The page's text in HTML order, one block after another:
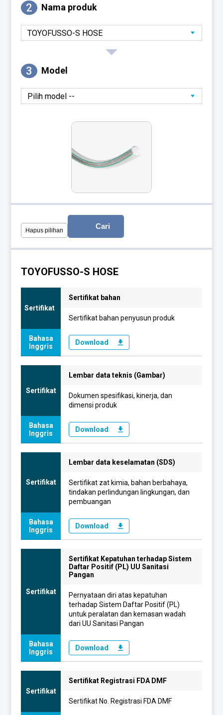
2 Nama produk
3 Model
Hapus pilihan Cari
TOYOFUSSO-S HOSE
Sertifikat
Sertifikat bahan
Sertifikat bahan penyusun produk
Bahasa
Inggris
Download
Sertifikat
Lembar data teknis (Gambar)
Dokumen spesifikasi, kinerja, dan
dimensi produk
Bahasa
Inggris
Download
Sertifikat
Lembar data keselamatan (SDS)
Sertifikat zat kimia, bahan berbahaya,
tindakan perlindungan lingkungan, dan
pembuangan
Bahasa
Inggris
Download
Sertifikat
Sertifikat Kepatuhan terhadap Sistem
Daftar Positif (PL) UU Sanitasi
Pangan
Pernyataan diri atas kepatuhan
terhadap Sistem Daftar Positif (PL)
untuk peralatan dan kemasan wadah
dari UU Sanitasi Pangan
Bahasa
Inggris
Download
Sertifikat
Sertifikat Registrasi FDA DMF
Sertifikat No. Registrasi FDA DMF